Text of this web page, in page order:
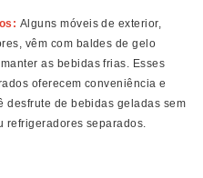
Alguns móveis de exterior,
vêm com baldes de gelo
as bebidas frias. Esses
oferecem conveniência e
desfrute de bebidas geladas sem
refrigeradores separados.